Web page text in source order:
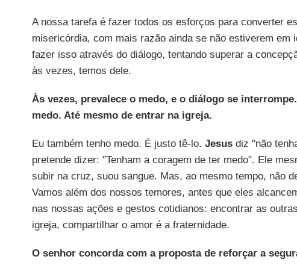
A nossa tarefa é fazer todos os esforços para converter
misericórdia, com mais razão ainda se não estiverem em
fazer isso através do diálogo, tentando superar a
às vezes, temos dele.
Às vezes, prevalece o medo, e o diálogo se
medo. Até mesmo de entrar na igreja.
Eu também tenho medo. É justo tê-lo. Jesusdiz "não
pretende dizer: "Tenham a coragem de ter medo". Ele
subir na cruz, suou sangue. Mas, ao mesmo tempo, não
Vamos além dos nossos temores, antes que eles
nas nossas ações e gestos cotidianos: encontrar as
igreja, compartilhar o amor é a fraternidade.
O senhor concorda com a proposta de reforçar a